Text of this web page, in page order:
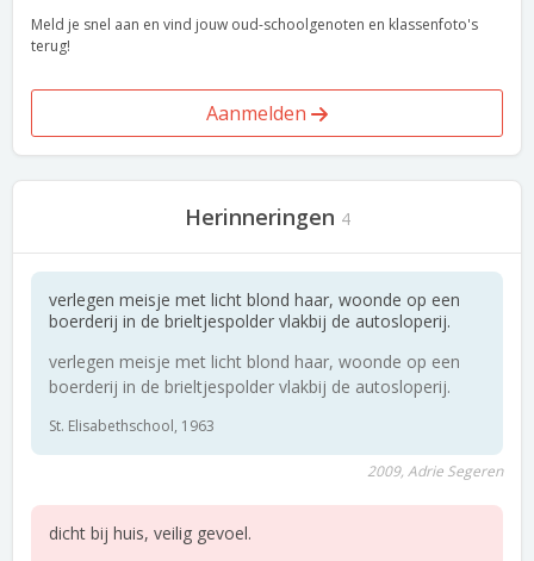
Meld je snel aan en vind jouw oud-schoolgenoten en klassenfoto's
terug!
Aanmelden
Herinneringen 4
verlegen meisje met licht blond haar, woonde op een
boerderij in de brieltjespolder vlakbij de autosloperij.
verlegen meisje met licht blond haar, woonde op een
boerderij in de brieltjespolder vlakbij de autosloperij.
St. Elisabethschool, 1963
2009, Adrie Segeren
dicht bij huis, veilig gevoel.